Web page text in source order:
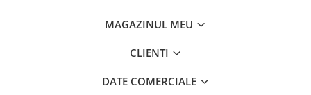
MAGAZINUL MEU
CLIENTI
DATE COMERCIALE